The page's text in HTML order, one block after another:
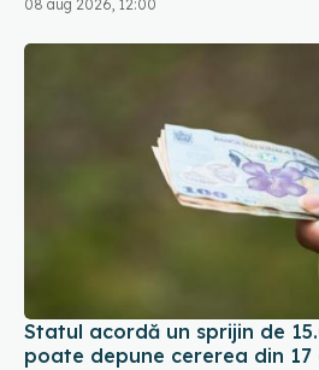
08 aug 2026, 12:00
Statul acordă un sprijin de
poate depune cererea din 17